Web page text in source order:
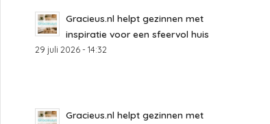
Gracieus.nl helpt gezinnen met
inspiratie voor een sfeervol huis
29 juli 2026 - 14:32
Gracieus.nl helpt gezinnen met